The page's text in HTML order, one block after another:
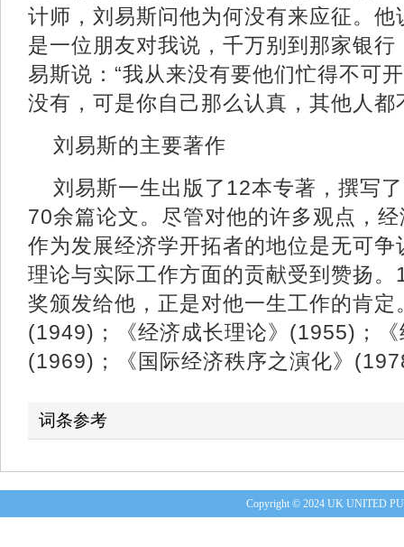
计师，刘易斯问他为何没有来应征。他
是一位朋友对我说，千万别到那家银行
易斯说：“我从来没有要他们忙得不可
没有，可是你自己那么认真，其他人都
刘易斯的主要著作
刘易斯一生出版了12本专著，撰写
70余篇论文。尽管对他的许多观点，
作为发展经济学开拓者的地位是无可
理论与实际工作方面的贡献受到赞扬
奖颁发给他，正是对他一生工作的肯
(1949)；《经济成长理论》(1955)；
(1969)；《国际经济秩序之演化》
词条参考
Copyright © 2024 UK UNITED